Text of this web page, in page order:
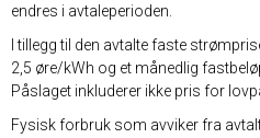
endres i avtaleperioden.
I tillegg til den avtalte faste
2,5 øre/kWh og et månedlig
Påslaget inkluderer ikke pris for
Fysisk forbruk som avviker fra